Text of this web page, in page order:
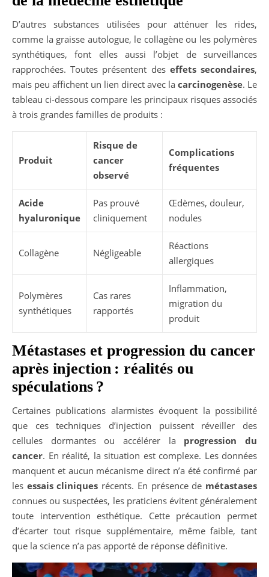
D’autres substances utilisées pour atténuer les rides,
comme la graisse autologue, le collagène ou les polymères
synthétiques, font elles aussi l’objet de surveillances
rapprochées. Toutes présentent des effets secondaires,
mais peu affichent un lien direct avec la carcinogenèse. Le
tableau ci-dessous compare les principaux risques associés
à trois grandes familles de produits :
Produit
Risque de
cancer
observé
Complications
fréquentes
Acide
hyaluronique
Pas prouvé
cliniquement
Œdèmes, douleur,
nodules
Collagène Négligeable
Réactions
allergiques
Polymères
synthétiques
Cas rares
rapportés
Inflammation,
migration du
produit
Métastases et progression du cancer
après injection : réalités ou
spéculations ?
Certaines publications alarmistes évoquent la possibilité
que ces techniques d’injection puissent réveiller des
cellules dormantes ou accélérer la progression du
cancer. En réalité, la situation est complexe. Les données
manquent et aucun mécanisme direct n’a été confirmé par
les essais cliniques récents. En présence de métastases
connues ou suspectées, les praticiens évitent généralement
toute intervention esthétique. Cette précaution permet
d’écarter tout risque supplémentaire, même faible, tant
que la science n’a pas apporté de réponse définitive.